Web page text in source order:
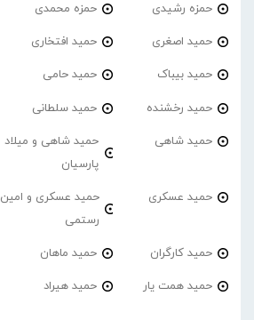
حمزه رشیدی حمزه محمدی
حمید اصغری حمید افتخاری
حمید بیباک حمید حامی
حمید رخشنده حمید سلطانی
حمید شاهی
حمید شاهی و میلاد
پارسیان
حمید عسکری
حمید عسکری و امین
رستمی
حمید کارگران حمید ماهان
حمید همت یار حمید هیراد